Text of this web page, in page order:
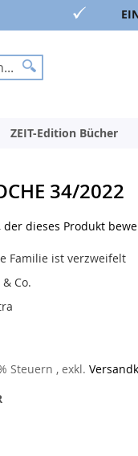
Suche
ZEIT-Edition Bücher
34/2022
der dieses Produkt
Familie ist verzweifelt
Co.
Steuern , exkl.